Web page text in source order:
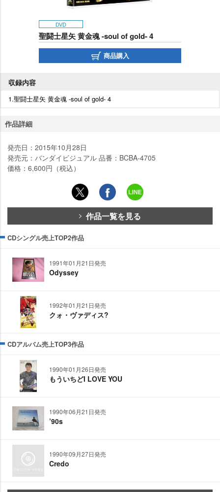
DVD
聖闘士星矢 黄金魂 -soul of gold- 4
商品購入
収録内容
1.聖闘士星矢 黄金魂 -soul of gold- 4
作品詳細
発売日：2015年10月28日
発売元：バンダイビジュアル 品番：BCBA-4705
価格：6,600円（税込）
作品一覧を見る
CDシングル売上TOP2作品
1991年01月21日発売
Odyssey
1992年01月21日発売
クォ・ヴァディス?
CDアルバム売上TOP3作品
1990年01月26日発売
もういちどI LOVE YOU
1990年06月21日発売
’90s
1990年09月27日発売
Credo